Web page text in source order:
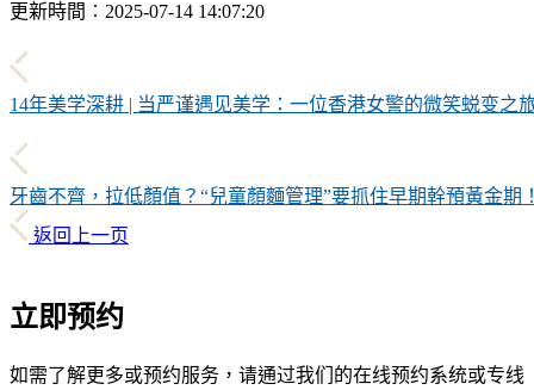
更新時間︰2025-07-14 14:07:20
14年美学深耕 | 当严谨遇见美学：一位香港女警的微笑蜕变之
牙齒不齊，拉低顏值？“兒童顏麵管理”要抓住早期幹預黃金期
返回上一页
立即预约
如需了解更多或预约服务，请通过我们的在线预约系统或专线